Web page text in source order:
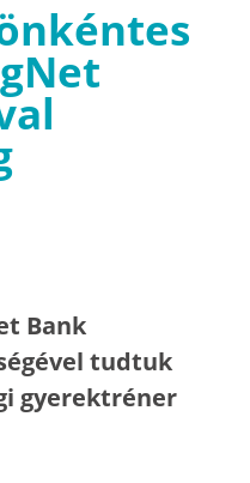
Bank
tudtuk
gyerektréner